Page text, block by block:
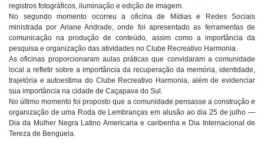
registros fotográficos, iluminação e edição de imagem.
No segundo momento ocorreu a oficina de Mídias e Redes Sociais
ministrada por Ariane Andrade, onde foi apresentado as ferramentas de
comunicação na produção de conteúdo, assim como a importância da
pesquisa e organização das atividades no Clube Recreativo Harmonia.
As oficinas proporcionaram aulas práticas que convidaram a comunidade
local a refletir sobre a importância da recuperação da memória, identidade,
trajetória e autoestima do Clube Recreativo Harmonia, além de evidenciar
sua importância na cidade de Caçapava do Sul.
No último momento foi proposto que a comunidade pensasse a construção e
organização de uma Roda de Lembranças em alusão ao dia 25 de julho —
Dia da Mulher Negra Latino Americana e caribenha e Dia Internacional de
Tereza de Benguela.